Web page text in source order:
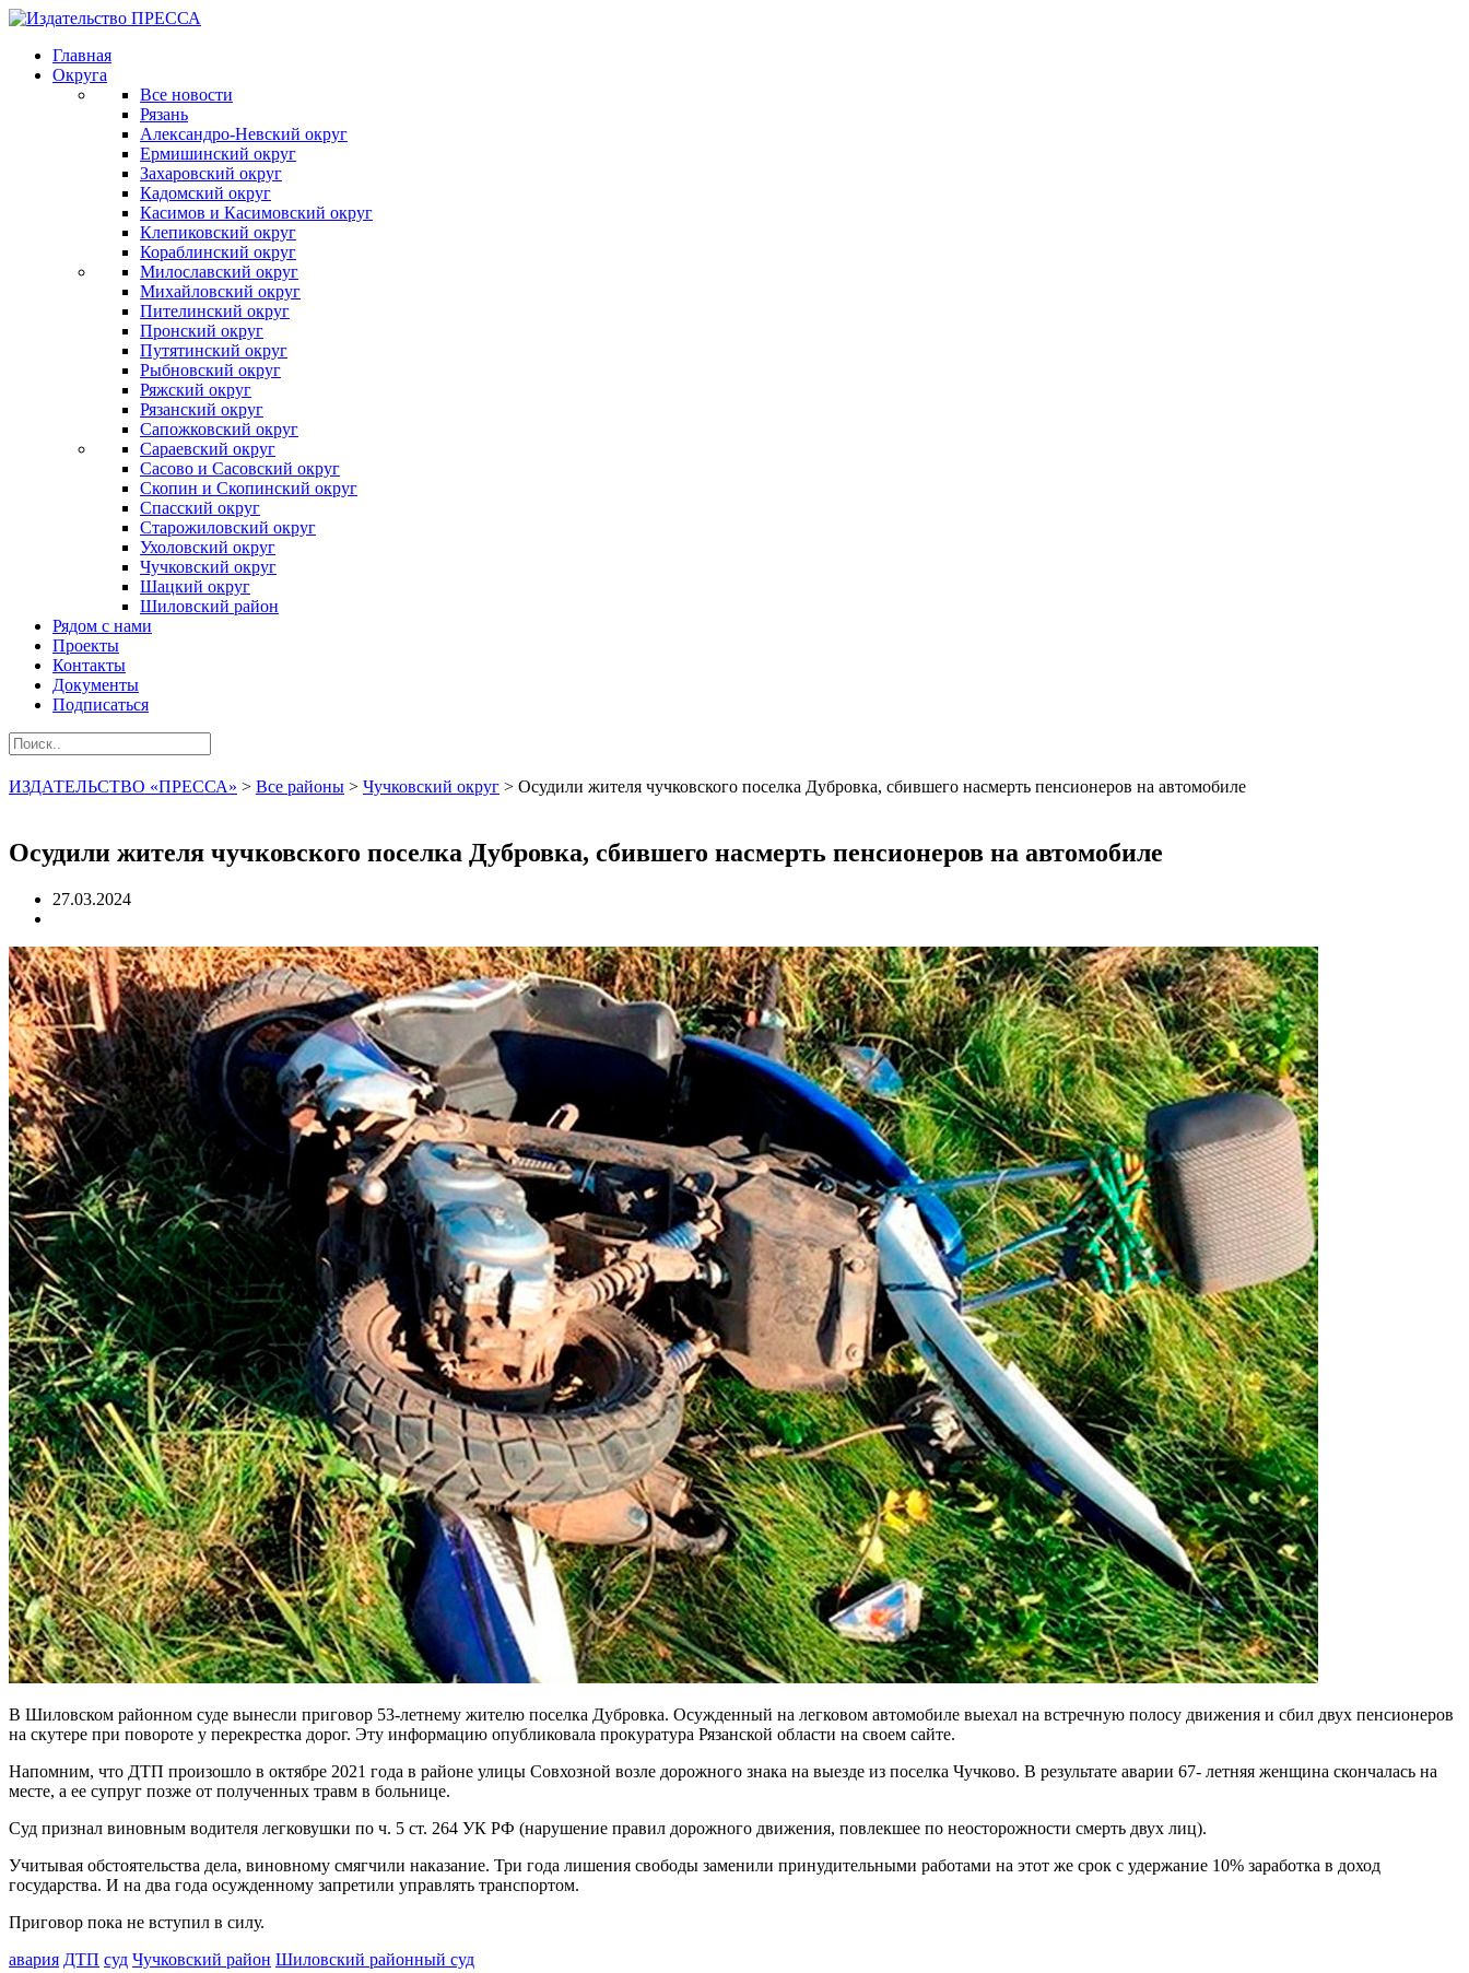
Главная
Округа
Все новости
Рязань
Александро-Невский округ
Ермишинский округ
Захаровский округ
Кадомский округ
Касимов и Касимовский округ
Клепиковский округ
Кораблинский округ
Милославский округ
Михайловский округ
Пителинский округ
Пронский округ
Путятинский округ
Рыбновский округ
Ряжский округ
Рязанский округ
Сапожковский округ
Сараевский округ
Сасово и Сасовский округ
Скопин и Скопинский округ
Спасский округ
Старожиловский округ
Ухоловский округ
Чучковский округ
Шацкий округ
Шиловский район
Рядом с нами
Проекты
Контакты
Документы
Подписаться
ИЗДАТЕЛЬСТВО «ПРЕССА» > Все районы > Чучковский округ > Осудили жителя чучковского поселка Дубровка, сбившего насмерть пенсионеров на автомобиле
Осудили жителя чучковского поселка Дубровка, сбившего насмерть пенсионеров на автомобиле
27.03.2024
В Шиловском районном суде вынесли приговор 53-летнему жителю поселка Дубровка. Осужденный на легковом автомобиле выехал на встречную полосу движения и сбил двух пенсионеров
на скутере при повороте у перекрестка дорог. Эту информацию опубликовала прокуратура Рязанской области на своем сайте.
Напомним, что ДТП произошло в октябре 2021 года в районе улицы Совхозной возле дорожного знака на выезде из поселка Чучково. В результате аварии 67- летняя женщина скончалась на
месте, а ее супруг позже от полученных травм в больнице.
Суд признал виновным водителя легковушки по ч. 5 ст. 264 УК РФ (нарушение правил дорожного движения, повлекшее по неосторожности смерть двух лиц).
Учитывая обстоятельства дела, виновному смягчили наказание. Три года лишения свободы заменили принудительными работами на этот же срок с удержание 10% заработка в доход
государства. И на два года осужденному запретили управлять транспортом.
Приговор пока не вступил в силу.
авария ДТП суд Чучковский район Шиловский районный суд